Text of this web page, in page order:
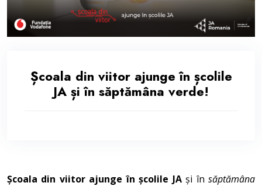
Școala din viitor ajunge în școlile
JA și în săptămâna verde!
Școala din viitor ajunge în școlile JAși însăptămâna